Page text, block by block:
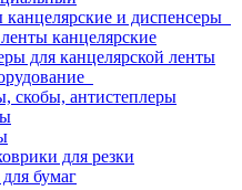
и диспенсеры
канцелярские
для канцелярской ленты
скобы, антистеплеры
для резки
бумаг